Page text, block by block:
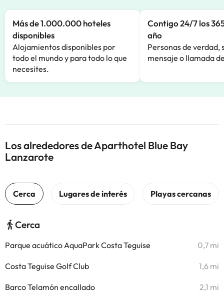
Más de 1.000.000 hoteles
disponibles
Alojamientos disponibles por
todo el mundo y para todo lo que
necesites.
Contigo 24/7 los
año
Personas de verdad,
mensaje o llamada
Los alrededores de Aparthotel Blue Bay
Lanzarote
Cerca
Parque acuático AquaPark Costa Teguise 0,7 mi
Costa Teguise Golf Club 1,6 mi
Barco Telamón encallado 2,1 mi